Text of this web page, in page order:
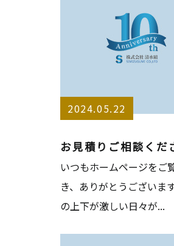
2024.05.22
お見積りご相談くだ
いつもホームページをご
き、ありがとうございま
の上下が激しい日々が...